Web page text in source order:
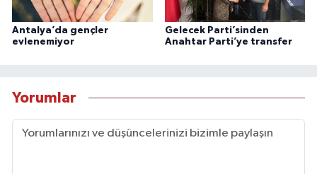
Antalya’da gençler
evlenemiyor
Gelecek Parti’sinden
Anahtar Parti’ye transfer
Yorumlar